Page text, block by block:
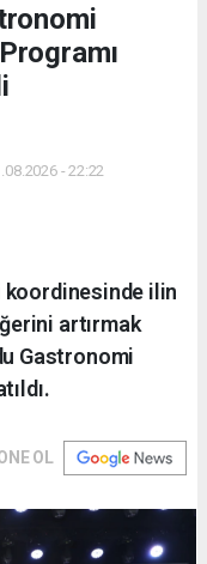
- 22:22
koordinesinde ilin
artırmak
Gastronomi
OL